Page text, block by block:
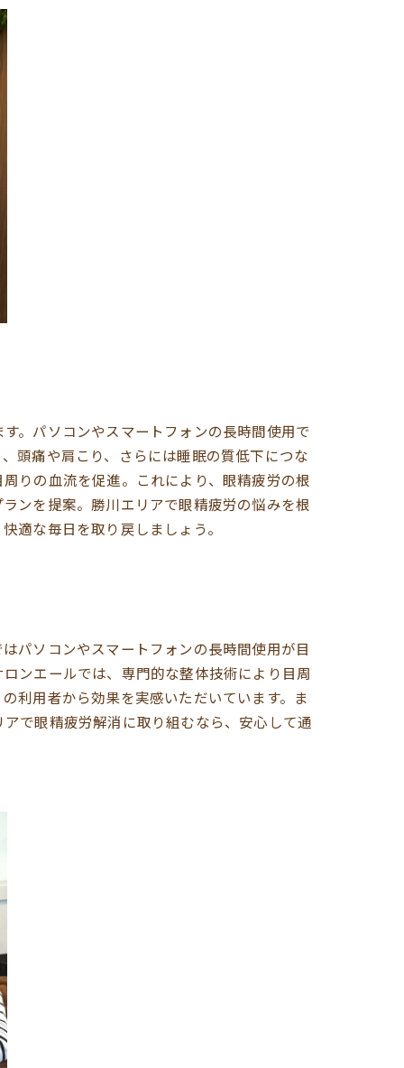
。パソコンやスマートフォンの長時間使用で
頭痛や肩こり、さらには睡眠の質低下につな
りの血流を促進。これにより、眼精疲労の根
ンを提案。勝川エリアで眼精疲労の悩みを根
適な毎日を取り戻しましょう。
パソコンやスマートフォンの長時間使用が目
ンエールでは、専門的な整体技術により目周
利用者から効果を実感いただいています。ま
で眼精疲労解消に取り組むなら、安心して通